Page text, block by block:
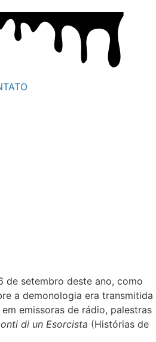
de setembro deste ano, como
a demonologia era transmitida
emissoras de rádio, palestras
di un Esorcista (Histórias de